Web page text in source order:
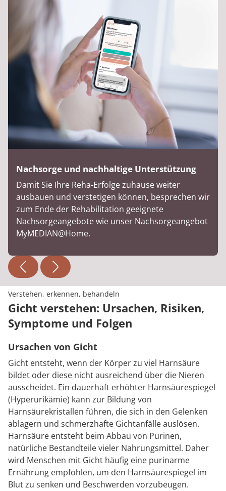
Nachsorge und nachhaltige Unterstützung
Damit Sie Ihre Reha-Erfolge zuhause weiter
ausbauen und verstetigen können, besprechen wir
zum Ende der Rehabilitation geeignete
Nachsorgeangebote wie unser Nachsorgeangebot
MyMEDIAN@Home.
Verstehen, erkennen, behandeln
Gicht verstehen: Ursachen, Risiken,
Symptome und Folgen
Ursachen von Gicht
Gicht entsteht, wenn der Körper zu viel Harnsäure
bildet oder diese nicht ausreichend über die Nieren
ausscheidet. Ein dauerhaft erhöhter Harnsäurespiegel
(Hyperurikämie) kann zur Bildung von
Harnsäurekristallen führen, die sich in den Gelenken
ablagern und schmerzhafte Gichtanfälle auslösen.
Harnsäure entsteht beim Abbau von Purinen,
natürliche Bestandteile vieler Nahrungsmittel. Daher
wird Menschen mit Gicht häufig eine purinarme
Ernährung empfohlen, um den Harnsäurespiegel im
Blut zu senken und Beschwerden vorzubeugen.